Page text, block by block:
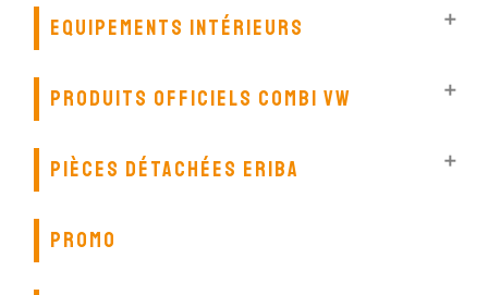
EQUIPEMENTS INTÉRIEURS 
PRODUITS OFFICIELS COMBI VW 
PIÈCES DÉTACHÉES ERIBA 
PROMO